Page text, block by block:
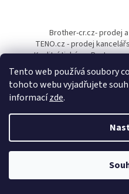
Tento web používá soubory
tohoto webu vyjadřujete
informacízde.
a
Brother-cr.cz- prodej
TENO.cz - prodej
Kvalitní tiskárny Pantum -
Papírnictví